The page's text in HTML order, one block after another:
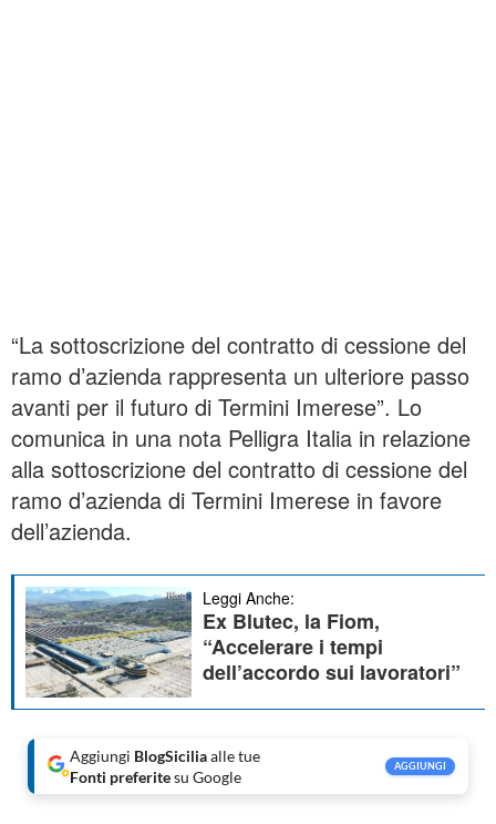
“La sottoscrizione del contratto di cessione del
ramo d’azienda rappresenta un ulteriore passo
avanti per il futuro di Termini Imerese”. Lo
comunica in una nota Pelligra Italia in relazione
alla sottoscrizione del contratto di cessione del
ramo d’azienda di Termini Imerese in favore
dell’azienda.
Leggi Anche:
Ex Blutec, la Fiom,
“Accelerare i tempi
dell’accordo sui lavoratori”
Aggiungi BlogSiciliaalle tue
Fonti preferitesu Google
AGGIUNGI